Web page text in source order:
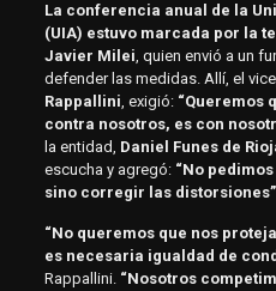
La conferencia anual de la
(UIA) estuvo marcada por la
Javier Milei, quien envió a un
defender las medidas. Allí, el
Rappallini, exigió: “Queremos
contra nosotros, es con
la entidad, Daniel Funes de
escucha y agregó: “No
sino corregir las
“No queremos que nos
es necesaria igualdad de
Rappallini. “Nosotros